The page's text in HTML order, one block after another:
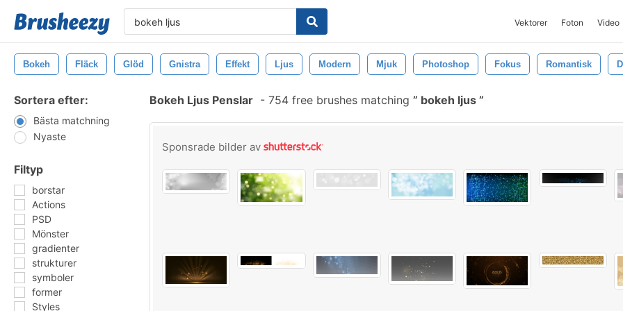
Vektorer Foton Video
Bokeh Fläck Glöd Gnistra Effekt Ljus Modern Mjuk Photoshop Fokus Romantisk
Sortera efter:
Bästa matchning
Nyaste
Filtyp
borstar
Actions
PSD
Mönster
gradienter
strukturer
symboler
former
Styles
Bokeh Ljus Penslar - 754 free brushes matching bokeh ljus
Sponsrade bilder av